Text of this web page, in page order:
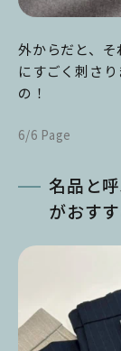
外からだと、
にすごく刺さ
の！
6/6 Page
名品と
がおすす